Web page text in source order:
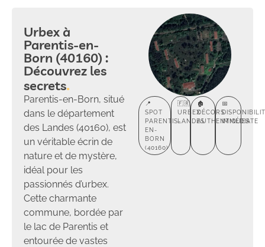
Urbex à
Parentis-en-
Born (40160) :
Découvrez les
secrets
Parentis-en-Born, situé
dans le département
des Landes (40160), est
un véritable écrin de
nature et de mystère,
idéal pour les
passionnés d’urbex.
Cette charmante
commune, bordée par
le lac de Parentis et
entourée de vastes
📍
SPOT
PARENTIS-
EN-
BORN
(40160)
🇫🇷
URBEX
LANDES
🏚️
DÉCORS
AUTHENTIQUES
📅
IMMÉDIATE